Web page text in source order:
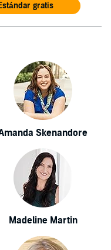
gratis
Skenandore
Madeline Martin